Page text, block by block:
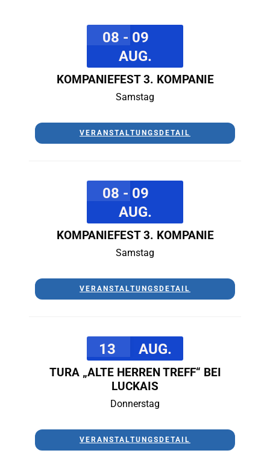
08 - 09
AUG.
KOMPANIEFEST 3. KOMPANIE
Samstag
VERANSTALTUNGSDETAIL
08 - 09
AUG.
KOMPANIEFEST 3. KOMPANIE
Samstag
VERANSTALTUNGSDETAIL
13 AUG.
TURA „ALTE HERREN TREFF“ BEI
LUCKAIS
Donnerstag
VERANSTALTUNGSDETAIL